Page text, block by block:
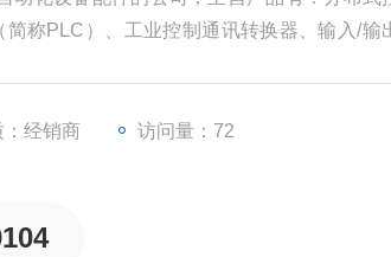
称PLC）、工业控制通讯转换器、输入/输
：经销商 访问量：72